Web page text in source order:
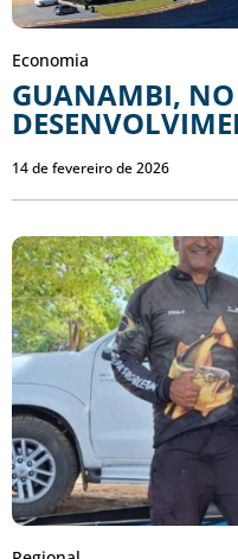
Economia
GUANAMBI,
14 de fevereiro de 2026